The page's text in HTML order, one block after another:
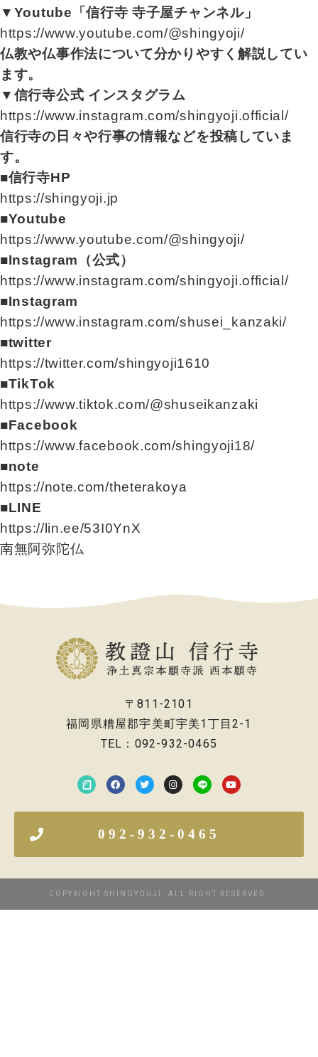
▼Youtube「信行寺 寺子屋チャンネル」
https://www.youtube.com/@shingyoji/
仏教や仏事作法について分かりやすく解説してい
ます。
▼信行寺公式 インスタグラム
https://www.instagram.com/shingyoji.official/
信行寺の日々や行事の情報などを投稿していま
す。
■信行寺HP
https://shingyoji.jp
■Youtube
https://www.youtube.com/@shingyoji/
■Instagram（公式）
https://www.instagram.com/shingyoji.official/
■Instagram
https://www.instagram.com/shusei_kanzaki/
■twitter
https://twitter.com/shingyoji1610
■TikTok
https://www.tiktok.com/@shuseikanzaki
■Facebook
https://www.facebook.com/shingyoji18/
■note
https://note.com/theterakoya
■LINE
https://lin.ee/53I0YnX
南無阿弥陀仏
〒811-2101
福岡県糟屋郡宇美町宇美1丁目2-1
TEL：092-932-0465
092-932-0465
COPYRIGHT SHINGYOUJI. ALL RIGHT RESERVED.